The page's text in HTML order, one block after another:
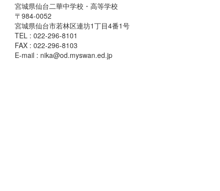
宮城県仙台二華中学校・高等学校
〒984-0052
宮城県仙台市若林区連坊1丁目4番1号
TEL : 022-296-8101
FAX : 022-296-8103
E-mail : nika@od.myswan.ed.jp